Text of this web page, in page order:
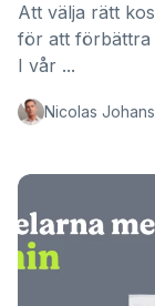
Att välja rätt
för att förbättra
I vår ...
Nicolas